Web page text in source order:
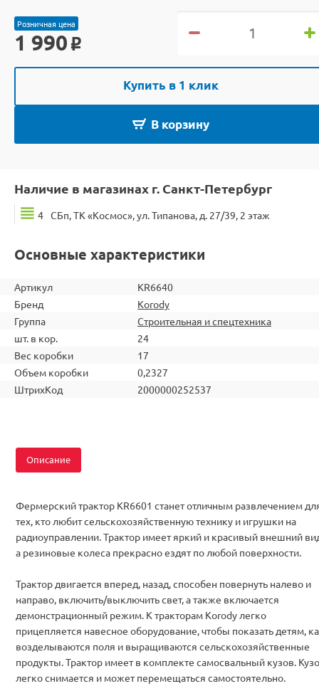
Розничная цена
1 990 o
Купить в 1 клик
В корзину
Наличие в магазинах г. Санкт-Петербург
4 СБп, ТК «Космос», ул. Типанова, д. 27/39, 2 этаж
Основные характеристики
Артикул
KR6640
Бренд
Korody
Группа
Строительная и спецтехника
шт. в кор.
24
Вес коробки
17
Объем коробки
0,2327
ШтрихКод
2000000252537
Описание
Фермерский трактор KR6601 станет отличным развлечением
тех, кто любит сельскохозяйственную технику и игрушки на
радиоуправлении. Трактор имеет яркий и красивый внешний
а резиновые колеса прекрасно ездят по любой поверхности.
Трактор двигается вперед, назад, способен повернуть налево и
направо, включить/выключить свет, а также включается
демонстрационный режим. К тракторам Korody легко
прицепляется навесное оборудование, чтобы показать детям,
возделываются поля и выращиваются сельскохозяйственные
продукты. Трактор имеет в комплекте самосвальный кузов.
легко снимается и может перемещаться самостоятельно.